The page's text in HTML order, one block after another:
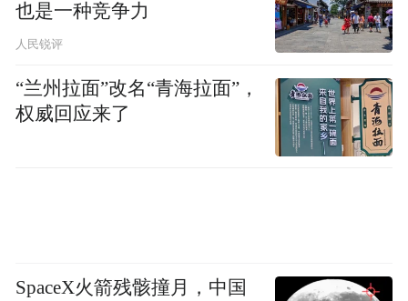
也是一种竞争力
人民锐评
“兰州拉面”改名“青海拉面”，
权威回应来了
SpaceX火箭残骸撞月，中国